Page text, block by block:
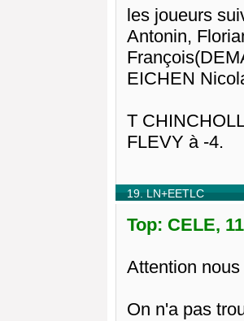
les joueurs
Antonin,
EICHEN
T
FLEVY à -4.
19. LN+EETLC
Top: CELE,
Attention
On n'a pas